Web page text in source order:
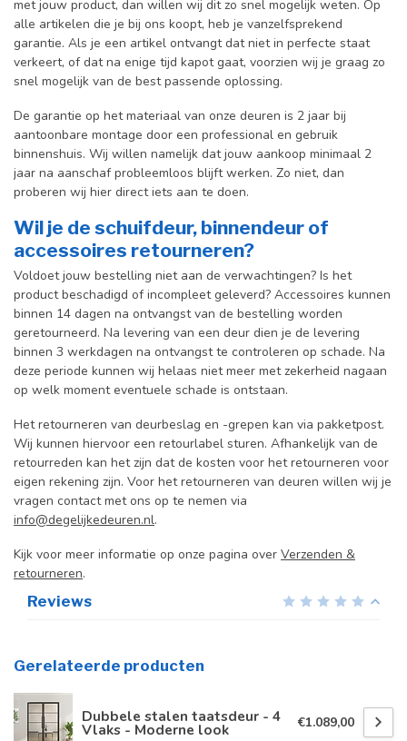
met jouw product, dan willen wij dit zo snel mogelijk weten. Op
alle artikelen die je bij ons koopt, heb je vanzelfsprekend
garantie. Als je een artikel ontvangt dat niet in perfecte staat
verkeert, of dat na enige tijd kapot gaat, voorzien wij je graag zo
snel mogelijk van de best passende oplossing.
De garantie op het materiaal van onze deuren is 2 jaar bij
aantoonbare montage door een professional en gebruik
binnenshuis. Wij willen namelijk dat jouw aankoop minimaal 2
jaar na aanschaf probleemloos blijft werken. Zo niet, dan
proberen wij hier direct iets aan te doen.
Wil je de schuifdeur, binnendeur of
accessoires retourneren?
Voldoet jouw bestelling niet aan de verwachtingen? Is het
product beschadigd of incompleet geleverd? Accessoires kunnen
binnen 14 dagen na ontvangst van de bestelling worden
geretourneerd. Na levering van een deur dien je de levering
binnen 3 werkdagen na ontvangst te controleren op schade. Na
deze periode kunnen wij helaas niet meer met zekerheid nagaan
op welk moment eventuele schade is ontstaan.
Het retourneren van deurbeslag en -grepen kan via pakketpost.
Wij kunnen hiervoor een retourlabel sturen. Afhankelijk van de
retourreden kan het zijn dat de kosten voor het retourneren voor
eigen rekening zijn. Voor het retourneren van deuren willen wij je
vragen contact met ons op te nemen via
info@degelijkedeuren.nl.
Kijk voor meer informatie op onze pagina over Verzenden &
retourneren.
Reviews
Gerelateerde producten
Dubbele stalen taatsdeur - 4
Vlaks - Moderne look €1.089,00